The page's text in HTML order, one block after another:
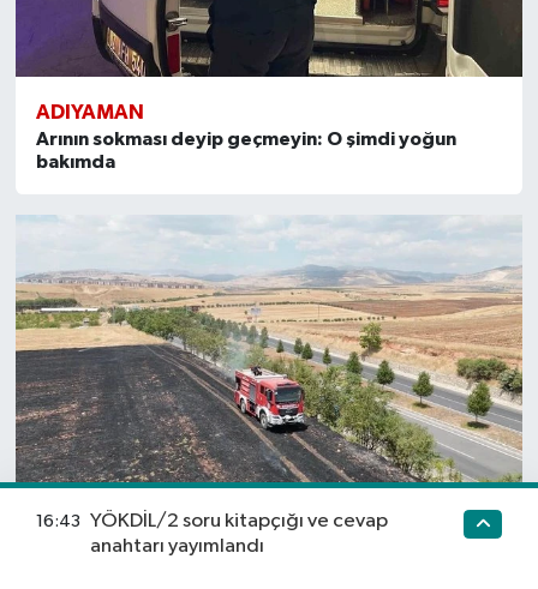
ADIYAMAN
Arının sokması deyip geçmeyin: O şimdi yoğun
bakımda
ADIYAMAN
16:43
YÖKDİL/2 soru kitapçığı ve cevap
anahtarı yayımlandı